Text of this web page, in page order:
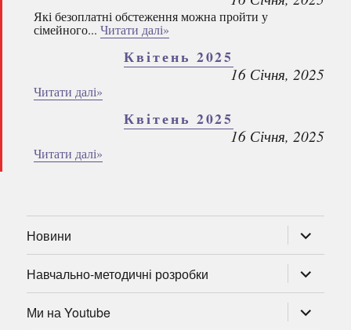
Які безоплатні обстеження можна пройти у
сімейного... Читати далі»
Квітень 2025
16 Січня, 2025
Читати далі»
Квітень 2025
16 Січня, 2025
Читати далі»
Новини
підменю
Навчально-методичні розробки
підменю
Ми на Youtube
підменю